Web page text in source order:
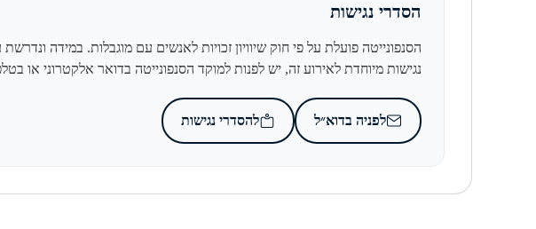
הסדרי נגישות
הסנפונייטה פועלת על פי חוק שיוויון זכויות לאנשים עם מוגבלות. במידה
נגישות מיוחדת לאירוע זה, יש לפנות למוקד הסנפונייטה בדואר אלקטרוני או בטלפון:
להסדרי נגישות לפניה בדוא״ל